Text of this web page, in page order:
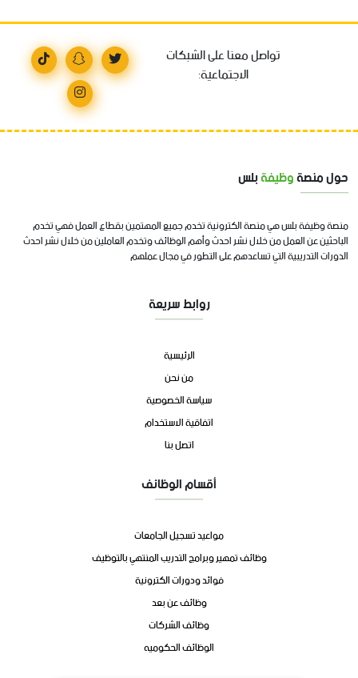
تواصل معنا على الشبكات
الاجتماعية:
حول منصةوظيفةبلس
منصة وظيفة بلس هي منصة الكترونية تخدم جميع المهتمين بقطاع العمل فهي تخدم
الباحثين عن العمل من خلال نشر احدث وأهم الوظائف وتخدم العاملين من خلال نشر احدث
الدورات التدريبية التي تساعدهم على التطور في مجال عملهم
روابط سريعة
الرئيسية
من نحن
سياسة الخصوصية
اتفاقية الاستخدام
اتصل بنا
أقسام الوظائف
مواعيد تسجيل الجامعات
وظائف تمهير وبرامج التدريب المنتهي بالتوظيف
فوائد ودورات الكترونية
وظائف عن بعد
وظائف الشركات
الوظائف الحكوميه